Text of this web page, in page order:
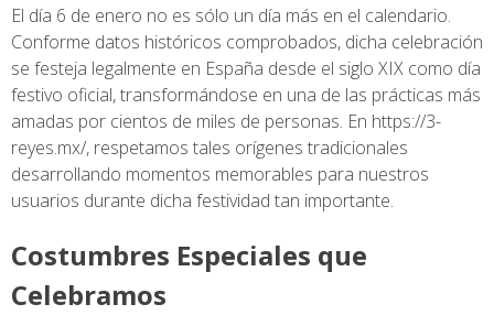
El día 6 de enero no es sólo un día más en el calendario.
Conforme datos históricos comprobados, dicha celebración
se festeja legalmente en España desde el siglo XIX como día
festivo oficial, transformándose en una de las prácticas más
amadas por cientos de miles de personas. En https://3-
reyes.mx/, respetamos tales orígenes tradicionales
desarrollando momentos memorables para nuestros
usuarios durante dicha festividad tan importante.
Costumbres Especiales que
Celebramos